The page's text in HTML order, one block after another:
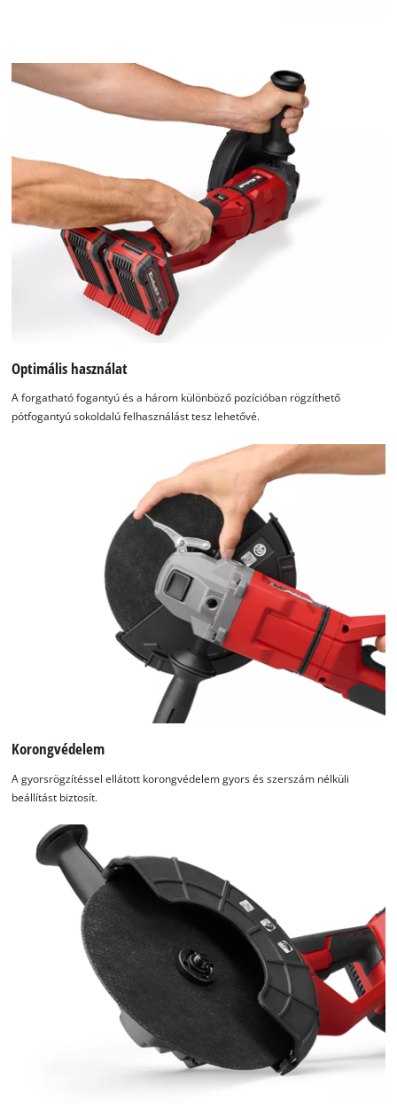
Optimális használat
A forgatható fogantyú és a három különböző pozícióban rögzíthető
pótfogantyú sokoldalú felhasználást tesz lehetővé.
Korongvédelem
A gyorsrögzítéssel ellátott korongvédelem gyors és szerszám nélküli
beállítást biztosít.